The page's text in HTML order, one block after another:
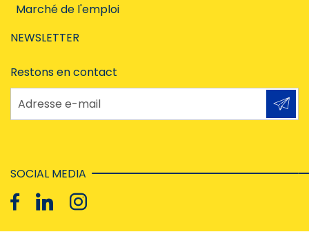
Marché de l'emploi
NEWSLETTER
Restons en contact
Adresse e-mail
SOCIAL MEDIA